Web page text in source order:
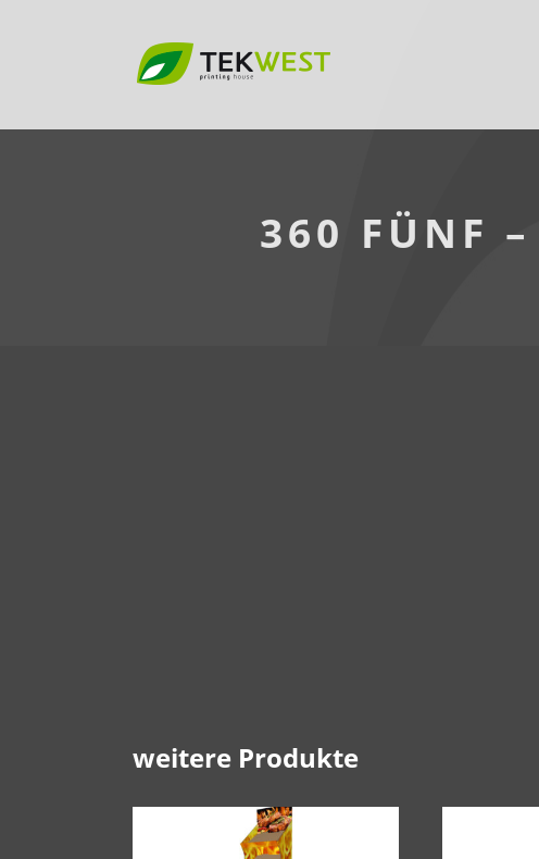
360 FÜNF –
weitere Produkte